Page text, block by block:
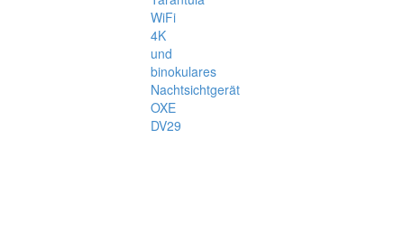
WiFi
4K
und
binokulares
Nachtsichtgerät
OXE
DV29